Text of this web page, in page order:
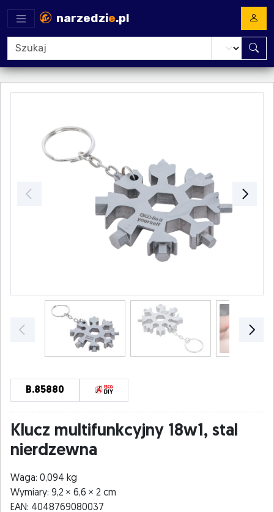
narzedzie.pl
B.85880
Klucz multifunkcyjny 18w1, stal
nierdzewna
Waga: 0,094 kg
Wymiary: 9,2
6,6
2 cm
EAN: 4048769080037